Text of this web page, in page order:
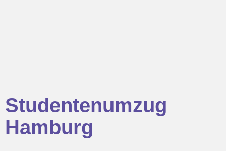
Studentenumzug
Hamburg